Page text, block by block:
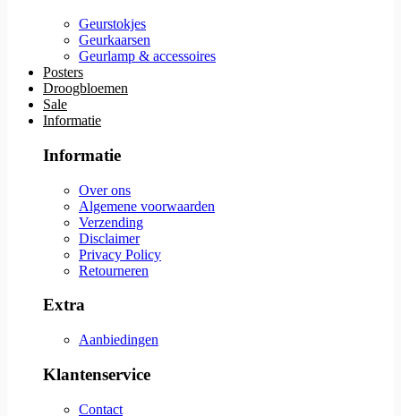
Geurstokjes
Geurkaarsen
Geurlamp & accessoires
Posters
Droogbloemen
Sale
Informatie
Informatie
Over ons
Algemene voorwaarden
Verzending
Disclaimer
Privacy Policy
Retourneren
Extra
Aanbiedingen
Klantenservice
Contact